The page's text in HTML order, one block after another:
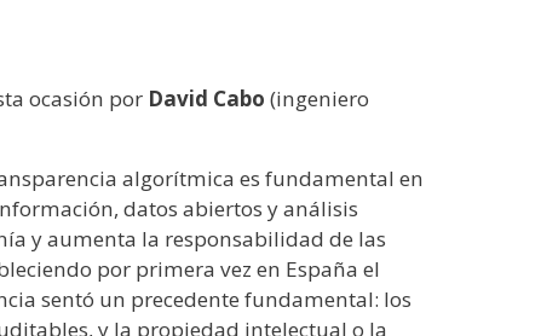
ocasión por David Cabo (ingeniero
algorítmica es fundamental en
datos abiertos y análisis
y aumenta la responsabilidad de las
por primera vez en España el
sentó un precedente fundamental: los
y la propiedad intelectual o la